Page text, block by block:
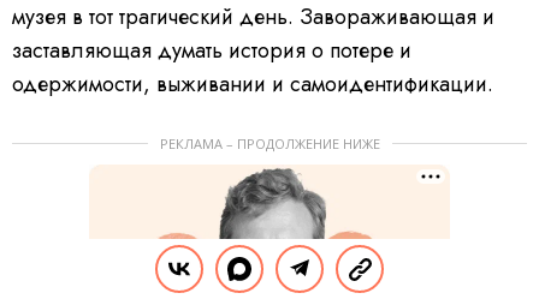
музея в тот трагический день. Завораживающая и
заставляющая думать история о потере и
одержимости, выживании и самоидентификации.
РЕКЛАМА – ПРОДОЛЖЕНИЕ НИЖЕ